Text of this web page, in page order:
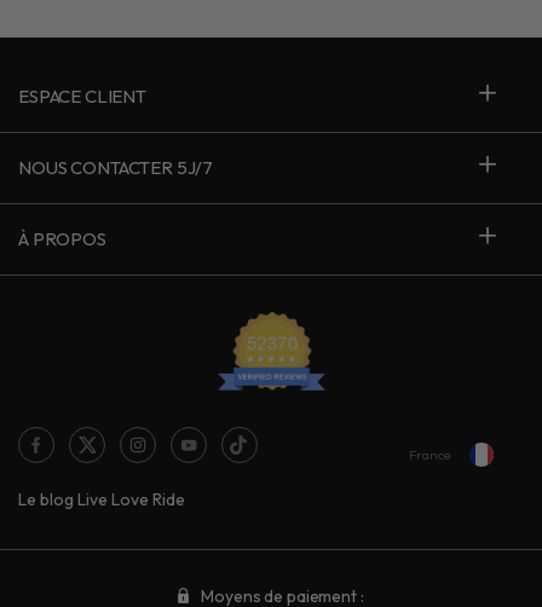
ESPACE CLIENT
NOUS CONTACTER 5J/7
À PROPOS
Le blog Live Love Ride
France
Moyens de paiement :